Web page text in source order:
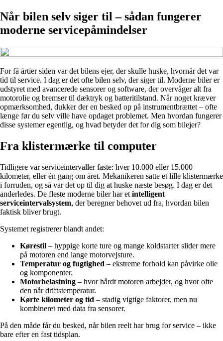
Når bilen selv siger til – sådan fungerer
moderne servicepåmindelser
For få årtier siden var det bilens ejer, der skulle huske, hvornår det var
tid til service. I dag er det ofte bilen selv, der siger til. Moderne biler er
udstyret med avancerede sensorer og software, der overvåger alt fra
motorolie og bremser til dæktryk og batteritilstand. Når noget kræver
opmærksomhed, dukker der en besked op på instrumentbrættet – ofte
længe før du selv ville have opdaget problemet. Men hvordan fungerer
disse systemer egentlig, og hvad betyder det for dig som bilejer?
Fra klistermærke til computer
Tidligere var serviceintervaller faste: hver 10.000 eller 15.000
kilometer, eller én gang om året. Mekanikeren satte et lille klistermærke
i forruden, og så var det op til dig at huske næste besøg. I dag er det
anderledes. De fleste moderne biler har et intelligent
serviceintervalsystem, der beregner behovet ud fra, hvordan bilen
faktisk bliver brugt.
Systemet registrerer blandt andet:
Kørestil – hyppige korte ture og mange koldstarter slider mere
på motoren end lange motorvejsture.
Temperatur og fugtighed – ekstreme forhold kan påvirke olie
og komponenter.
Motorbelastning – hvor hårdt motoren arbejder, og hvor ofte
den når driftstemperatur.
Kørte kilometer og tid – stadig vigtige faktorer, men nu
kombineret med data fra sensorer.
På den måde får du besked, når bilen reelt har brug for service – ikke
bare efter en fast tidsplan.